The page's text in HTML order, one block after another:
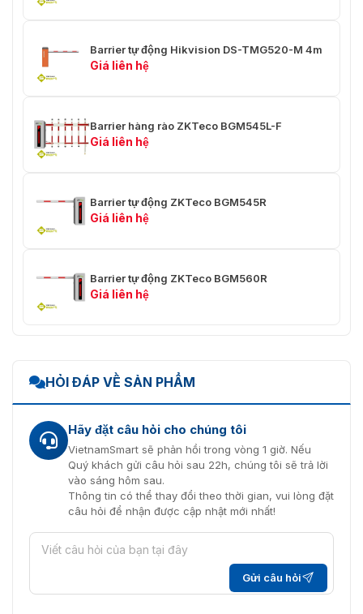
Barrier tự động Hikvision DS-TMG520-M 4m
Giá liên hệ
Barrier hàng rào ZKTeco BGM545L-F
Giá liên hệ
Barrier tự động ZKTeco BGM545R
Giá liên hệ
Barrier tự động ZKTeco BGM560R
Giá liên hệ
HỎI ĐÁP VỀ SẢN PHẨM
Hãy đặt câu hỏi cho chúng tôi
VietnamSmart sẽ phản hồi trong vòng 1 giờ. Nếu
Quý khách gửi câu hỏi sau 22h, chúng tôi sẽ trả lời
vào sáng hôm sau.
Thông tin có thể thay đổi theo thời gian, vui lòng đặt
câu hỏi để nhận được cập nhật mới nhất!
Gửi câu hỏi